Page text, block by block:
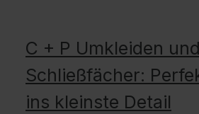
C + P Umkleiden und
Schließfächer:
ins kleinste Detail